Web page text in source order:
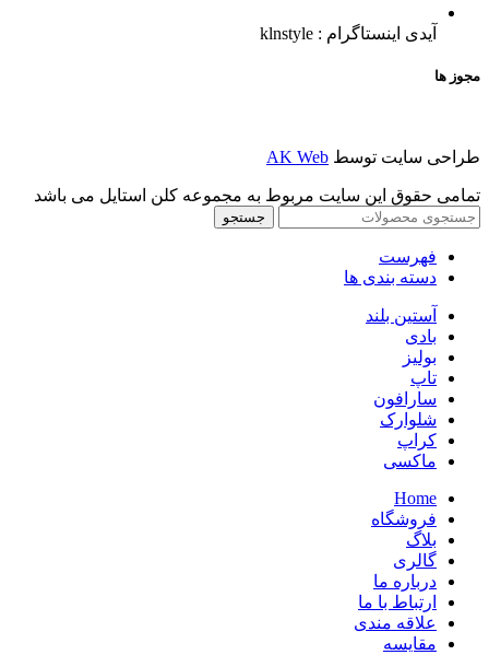
آیدی اینستاگرام : klnstyle
مجوز ها
طراحی سایت توسط AK Web
تمامی حقوق این سایت مربوط به مجموعه کلن استایل می باشد
جستجو
فهرست
دسته بندی ها
آستین بلند
بادی
بولیز
تاپ
سارافون
شلوارک
کراپ
ماکسی
Home
فروشگاه
بلاگ
گالری
درباره ما
ارتباط با ما
علاقه مندی
مقایسه